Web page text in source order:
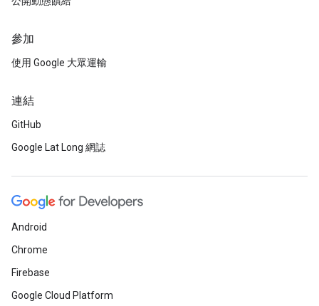
參加
使用 Google 大眾運輸
連結
GitHub
Google Lat Long 網誌
Android
Chrome
Firebase
Google Cloud Platform